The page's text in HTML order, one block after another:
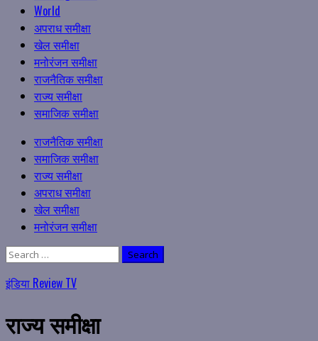
World
अपराध समीक्षा
खेल समीक्षा
मनोरंजन समीक्षा
राजनैतिक समीक्षा
राज्य समीक्षा
समाजिक समीक्षा
Primary
Menu
राजनैतिक समीक्षा
समाजिक समीक्षा
राज्य समीक्षा
अपराध समीक्षा
खेल समीक्षा
मनोरंजन समीक्षा
Search
इंडिया Review TV
राज्य समीक्षा